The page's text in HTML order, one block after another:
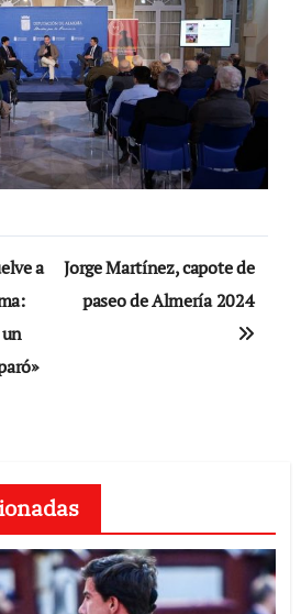
a
Jorge Martínez, capote de
paseo de Almería 2024